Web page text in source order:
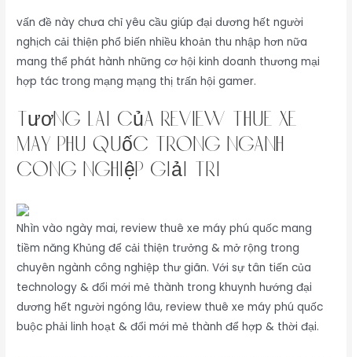
vấn đề này chưa chỉ yêu cầu giúp đại dương hết người
nghịch cải thiện phổ biến nhiều khoản thu nhập hơn nữa
mang thể phát hành những cơ hội kinh doanh thương mại
hợp tác trong mạng mạng thị trấn hội gamer.
Tương Lai Của review thuê xe
máy phú quốc Trong Ngành
Công Nghiệp Giải Trí
Nhìn vào ngày mai, review thuê xe máy phú quốc mang
tiềm năng Khủng để cải thiện trưởng & mở rộng trong
chuyên ngành công nghiệp thư giãn. Với sự tân tiến của
technology & đổi mới mẻ thành trong khuynh hướng đại
dương hết người ngóng lâu, review thuê xe máy phú quốc
buộc phải linh hoạt & đổi mới mẻ thành để hợp & thời đại.